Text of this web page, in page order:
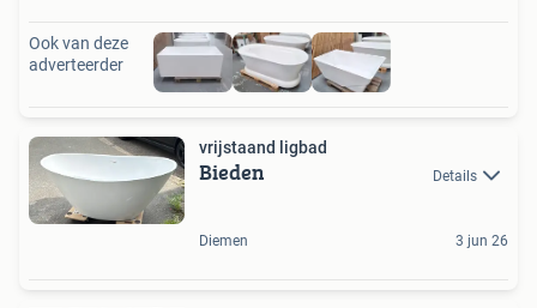
Ook van deze
adverteerder
vrijstaand ligbad
Bieden Details
Diemen 3 jun 26